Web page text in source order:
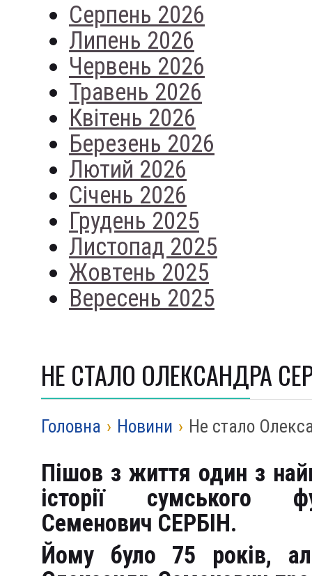
Серпень 2026
Липень 2026
Червень 2026
Травень 2026
Квітень 2026
Березень 2026
Лютий 2026
Січень 2026
Грудень 2025
Листопад 2025
Жовтень 2025
Вересень 2025
НЕ СТАЛО ОЛЕКСАНДРА
Головна › Новини › Не стало
Пішов з життя один з
історії сумського
Семенович СЕРБІН.
Йому було 75 років,